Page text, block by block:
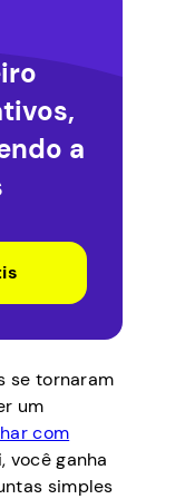
a
se tornaram
um
com
você ganha
simples